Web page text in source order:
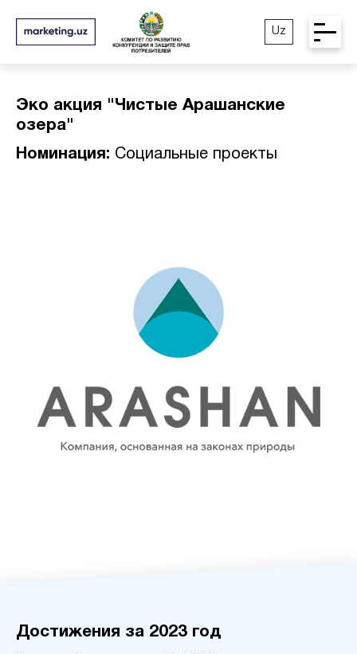
Uz
Эко акция "Чистые Арашанские
озера"
Номинация: Социальные проекты
Достижения за 2023 год